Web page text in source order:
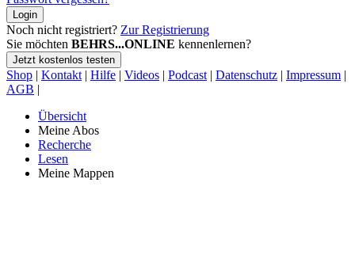
Login
Noch nicht registriert? Zur Registrierung
Sie möchten BEHRS...ONLINE kennenlernen?
Jetzt kostenlos testen
Shop | Kontakt | Hilfe | Videos | Podcast | Datenschutz | Impressum |
AGB |
Übersicht
Meine Abos
Recherche
Lesen
Meine Mappen